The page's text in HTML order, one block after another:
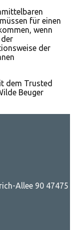
für einen
wenn
der
dem Trusted
Beuger
Allee 90 47475